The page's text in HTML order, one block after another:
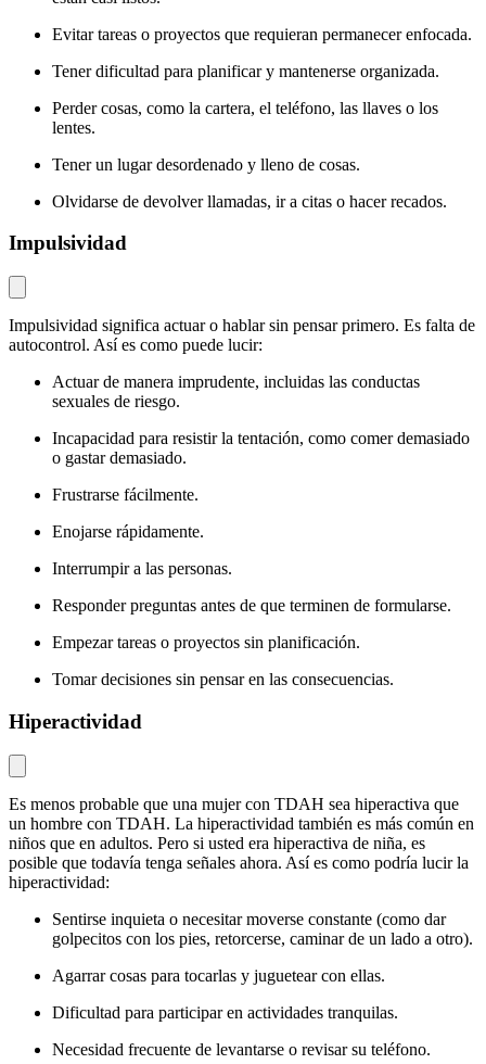
Evitar tareas o proyectos que requieran permanecer enfocada.
Tener dificultad para planificar y mantenerse organizada.
Perder cosas, como la cartera, el teléfono, las llaves o los
lentes.
Tener un lugar desordenado y lleno de cosas.
Olvidarse de devolver llamadas, ir a citas o hacer recados.
Impulsividad
Impulsividad significa actuar o hablar sin pensar primero. Es falta de
autocontrol. Así es como puede lucir:
Actuar de manera imprudente, incluidas las conductas
sexuales de riesgo.
Incapacidad para resistir la tentación, como comer demasiado
o gastar demasiado.
Frustrarse fácilmente.
Enojarse rápidamente.
Interrumpir a las personas.
Responder preguntas antes de que terminen de formularse.
Empezar tareas o proyectos sin planificación.
Tomar decisiones sin pensar en las consecuencias.
Hiperactividad
Es menos probable que una mujer con TDAH sea hiperactiva que
un hombre con TDAH. La hiperactividad también es más común en
niños que en adultos. Pero si usted era hiperactiva de niña, es
posible que todavía tenga señales ahora. Así es como podría lucir la
hiperactividad:
Sentirse inquieta o necesitar moverse constante (como dar
golpecitos con los pies, retorcerse, caminar de un lado a otro).
Agarrar cosas para tocarlas y juguetear con ellas.
Dificultad para participar en actividades tranquilas.
Necesidad frecuente de levantarse o revisar su teléfono.